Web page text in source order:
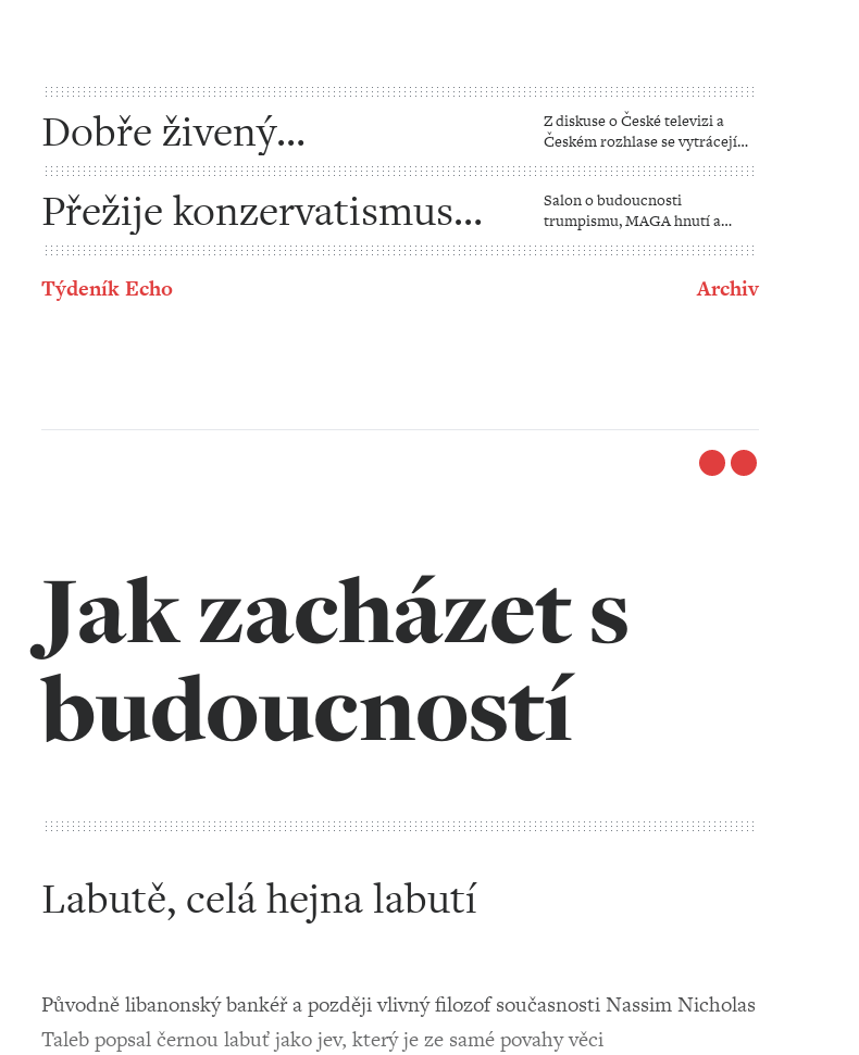
Dobře živený
veřejnoprávní mýtus
Z diskuse o České televizi a
Českém rozhlase se vytrácejí
fakta
Přežije konzervatismus
Donalda Trumpa?
Salon o budoucnosti
trumpismu, MAGA hnutí a
národněkonzervativní politiky
vůbec
Týdeník Echo Archiv
Jak zacházet s
budoucností
Labutě, celá hejna labutí
Původně libanonský bankéř a později vlivný filozof současnosti Nassim Nicholas
Taleb popsal černou labuť jako jev, který je ze samé povahy věci